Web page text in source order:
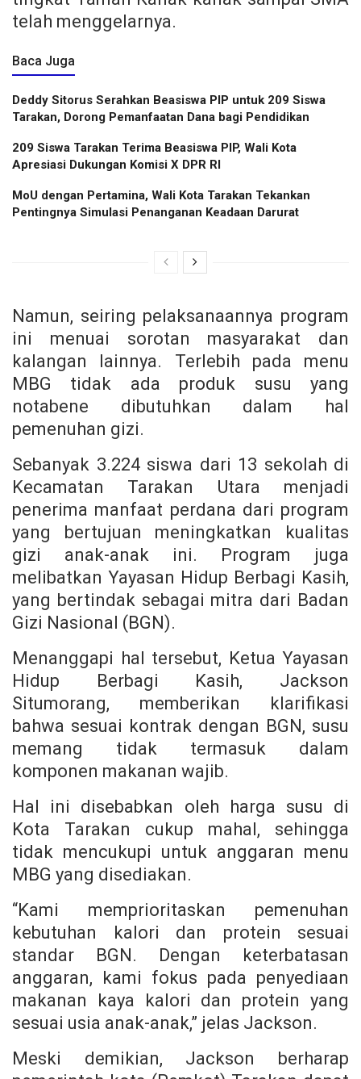
telah menggelarnya.
Baca Juga
Deddy Sitorus Serahkan Beasiswa PIP untuk 209 Siswa
Tarakan, Dorong Pemanfaatan Dana bagi Pendidikan
209 Siswa Tarakan Terima Beasiswa PIP, Wali Kota
Apresiasi Dukungan Komisi X DPR RI
MoU dengan Pertamina, Wali Kota Tarakan Tekankan
Pentingnya Simulasi Penanganan Keadaan Darurat
Namun, seiring pelaksanaannya program
ini menuai sorotan masyarakat dan
kalangan lainnya. Terlebih pada menu
MBG tidak ada produk susu yang
notabene dibutuhkan dalam hal
pemenuhan gizi.
Sebanyak 3.224 siswa dari 13 sekolah di
Kecamatan Tarakan Utara menjadi
penerima manfaat perdana dari program
yang bertujuan meningkatkan kualitas
gizi anak-anak ini. Program juga
melibatkan Yayasan Hidup Berbagi Kasih,
yang bertindak sebagai mitra dari Badan
Gizi Nasional (BGN).
Menanggapi hal tersebut, Ketua Yayasan
Hidup Berbagi Kasih, Jackson
Situmorang, memberikan klarifikasi
bahwa sesuai kontrak dengan BGN, susu
memang tidak termasuk dalam
komponen makanan wajib.
Hal ini disebabkan oleh harga susu di
Kota Tarakan cukup mahal, sehingga
tidak mencukupi untuk anggaran menu
MBG yang disediakan.
“Kami memprioritaskan pemenuhan
kebutuhan kalori dan protein sesuai
standar BGN. Dengan keterbatasan
anggaran, kami fokus pada penyediaan
makanan kaya kalori dan protein yang
sesuai usia anak-anak,” jelas Jackson.
Meski demikian, Jackson berharap